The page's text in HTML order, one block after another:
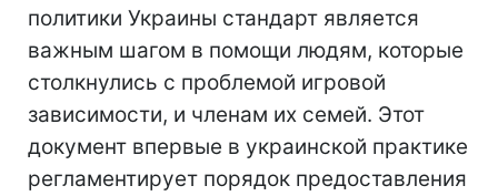
политики Украины стандарт является
важным шагом в помощи людям, которые
столкнулись с проблемой игровой
зависимости, и членам их семей. Этот
документ впервые в украинской практике
регламентирует порядок предоставления